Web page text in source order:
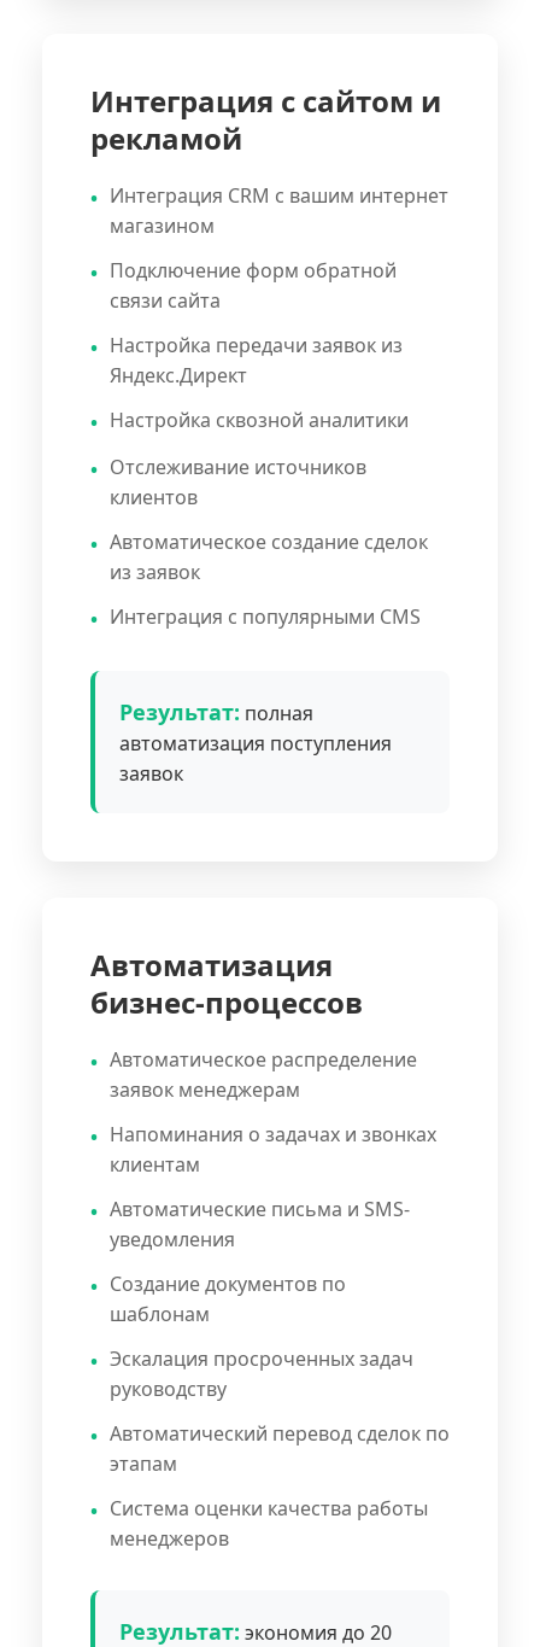
Интеграция с сайтом и
рекламой
Интеграция CRM с вашим интернет
магазином
Подключение форм обратной
связи сайта
Настройка передачи заявок из
Яндекс.Директ
Настройка сквозной аналитики
Отслеживание источников
клиентов
Автоматическое создание сделок
из заявок
Интеграция с популярными CMS
Результат: полная
автоматизация поступления
заявок
Автоматизация
бизнес-процессов
Автоматическое распределение
заявок менеджерам
Напоминания о задачах и звонках
клиентам
Автоматические письма и SMS-
уведомления
Создание документов по
шаблонам
Эскалация просроченных задач
руководству
Автоматический перевод сделок по
этапам
Система оценки качества работы
менеджеров
Результат: экономия до 20